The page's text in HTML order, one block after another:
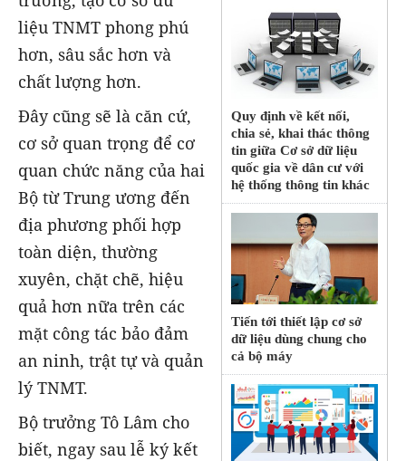
Quy định về kết nối,
chia sẻ, khai thác thông
tin giữa Cơ sở dữ liệu
quốc gia về dân cư với
hệ thống thông tin khác
Tiến tới thiết lập cơ sở
dữ liệu dùng chung cho
cả bộ máy
liệu TNMT phong phú
hơn, sâu sắc hơn và
chất lượng hơn.
Đây cũng sẽ là căn cứ,
cơ sở quan trọng để cơ
quan chức năng của hai
Bộ từ Trung ương đến
địa phương phối hợp
toàn diện, thường
xuyên, chặt chẽ, hiệu
quả hơn nữa trên các
mặt công tác bảo đảm
an ninh, trật tự và quản
lý TNMT.
Bộ trưởng Tô Lâm cho
biết, ngay sau lễ ký kết